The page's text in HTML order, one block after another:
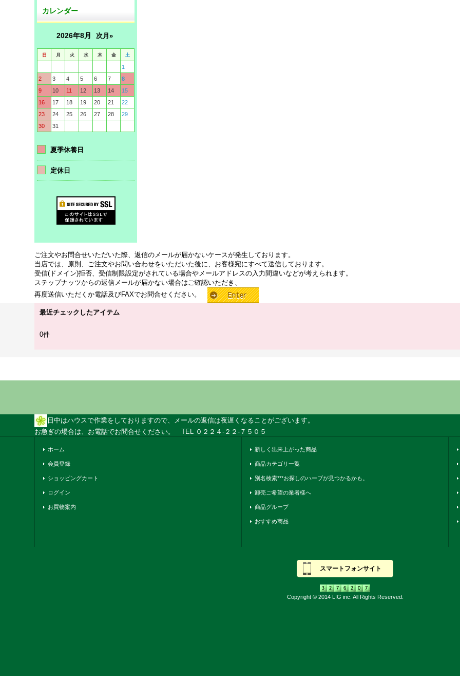
カレンダー
2026年8月 次月»
日 月 火 水 木 金 土
1
2
3 4 5 6 7
8
9
10 11 12 13 14
15
16
17 18 19 20 21
22
23
24 25 26 27 28
29
30
31
夏季休養日
定休日
ご注文やお問合せいただいた際、返信のメールが届かないケースが発生しております。
当店では、原則、ご注文やお問い合わせをいただいた後に、お客様宛にすべて送信しております。
受信(ドメイン)拒否、受信制限設定がされている場合やメールアドレスの入力間違いなどが考えられます。
ステップナッツからの返信メールが届かない場合はご確認いただき、
再度送信いただくか電話及びFAXでお問合せください。
最近チェックしたアイテム
0件
日中はハウスで作業をしておりますので、メールの返信は夜遅くなることがございます。
お急ぎの場合は、お電話でお問合せください。 TEL ０２２４-２２-７５０５
ホーム
会員登録
ショッピングカート
ログイン
お買物案内
新しく出来上がった商品
商品カテゴリ一覧
別名検索***お探しのハーブが見つかるかも。
卸売ご希望の業者様へ
商品グループ
おすすめ商品
スマートフォンサイト
Copyright © 2014 LIG inc. All Rights Reserved.